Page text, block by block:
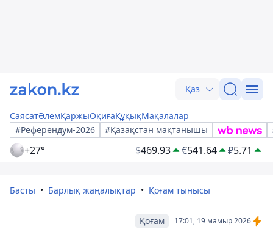
Қаз
СаясатӘлемҚаржыОқиғаҚұқықМақалалар
#Референдум-2026
#Қазақстан мақтанышы
+27° $469.93 €541.64 ₽5.71
Басты Барлық жаңалықтар Қоғам тынысы
17:01, 19 мамыр 2026
Қоғам